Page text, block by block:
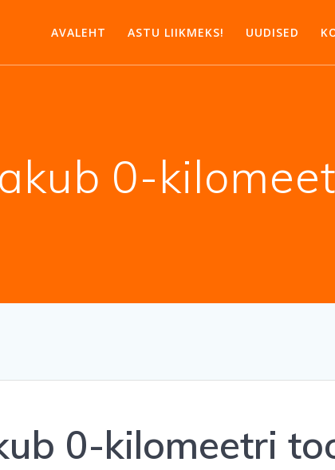
AVALEHT ASTU LIIKMEKS! UUDISED
0-
0-kilomeetri